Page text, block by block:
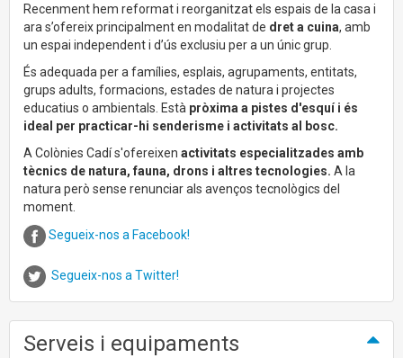
Recenment hem reformat i reorganitzat els espais de la casa i
ara s’ofereix principalment en modalitat de dret a cuina, amb
un espai independent i d’ús exclusiu per a un únic grup.
És adequada per a famílies, esplais, agrupaments, entitats,
grups adults, formacions, estades de natura i projectes
educatius o ambientals. Està pròxima a pistes d'esquí i és
ideal per practicar-hi senderisme i activitats al bosc.
A Colònies Cadí s'ofereixen activitats especialitzades amb
tècnics de natura, fauna, drons i altres tecnologies. A la
natura però sense renunciar als avenços tecnològics del
moment.
Segueix-nos a Facebook!
Segueix-nos a Twitter!
Serveis i equipaments